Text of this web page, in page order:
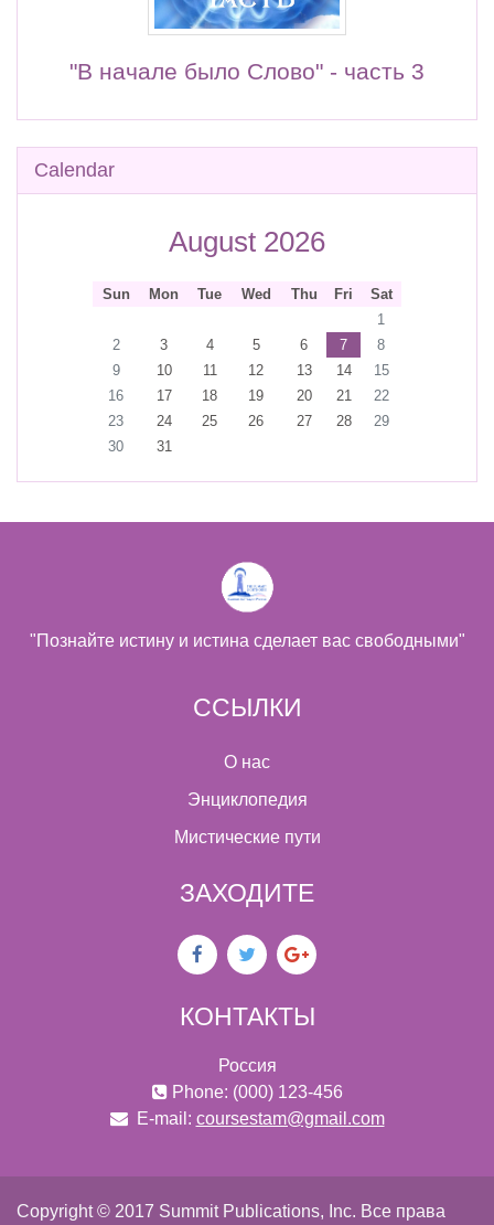
"В начале было Слово" - часть 3
Skip Calendar
Calendar
August 2026
Sun Mon Tue Wed Thu Fri
Sat
1
2
3 4 5 6 7
8
9
10 11 12 13 14
15
16
17 18 19 20 21
22
23
24 25 26 27 28
29
30
31
"Познайте истину и истина сделает вас свободными"
ССЫЛКИ
О нас
Энциклопедия
Мистические пути
ЗАХОДИТЕ
КОНТАКТЫ
Россия
Phone: (000) 123-456
E-mail: coursestam@gmail.com
Copyright © 2017 Summit Publications, Inc. Все права